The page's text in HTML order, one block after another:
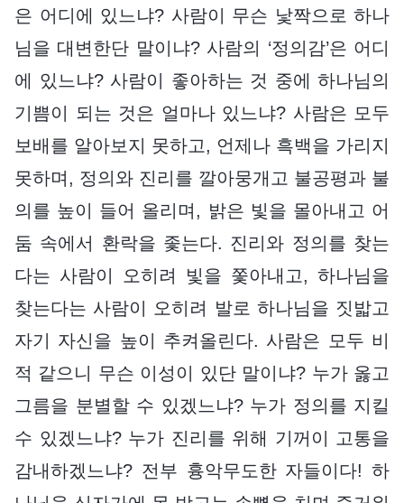
은 어디에 있느냐? 사람이 무슨 낯짝으로 하나
님을 대변한단 말이냐? 사람의 ‘정의감’은 어디
에 있느냐? 사람이 좋아하는 것 중에 하나님의
기쁨이 되는 것은 얼마나 있느냐? 사람은 모두
보배를 알아보지 못하고, 언제나 흑백을 가리지
못하며, 정의와 진리를 깔아뭉개고 불공평과 불
의를 높이 들어 올리며, 밝은 빛을 몰아내고 어
둠 속에서 환락을 좇는다. 진리와 정의를 찾는
다는 사람이 오히려 빛을 쫓아내고, 하나님을
찾는다는 사람이 오히려 발로 하나님을 짓밟고
자기 자신을 높이 추켜올린다. 사람은 모두 비
적 같으니 무슨 이성이 있단 말이냐? 누가 옳고
그름을 분별할 수 있겠느냐? 누가 정의를 지킬
수 있겠느냐? 누가 진리를 위해 기꺼이 고통을
감내하겠느냐? 전부 흉악무도한 자들이다! 하